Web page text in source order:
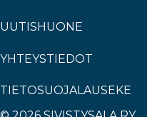
UUTISHUONE
YHTEYSTIEDOT
TIETOSUOJALAUSEKE